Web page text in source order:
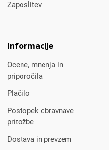
Zaposlitev
Informacije
Ocene, mnenja in
priporočila
Plačilo
Postopek obravnave
pritožbe
Dostava in prevzem